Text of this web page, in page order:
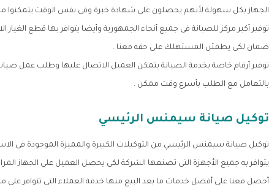
الجهاز بكل سهولة لأنهم يحصلون على شهادة خبرة وفى نفس الوقت
توفير أكبر مركز للصيانة فى جميع أنحاء الجمهورية وأيضا يتوافر بها قطع الغيار
ضمان لكى يطمئن المستهلك على حقه معنا .
توفير أرقام خاصة بخدمة الصيانة يتمكن العميل الاتصال عليها وطلب عمل
بالتعامل مع الطلب بأسرع وقت ممكن .
توكيل صيانة سيمنس الرئيسي
توكيل صيانة سيمنس الرئيسي من التوكيلات الكبيرة والمميزة الموجودة فى
يتوافر به جميع الأجهزة التى تصنعها الشركة لكى يحصل العميل على الجهاز